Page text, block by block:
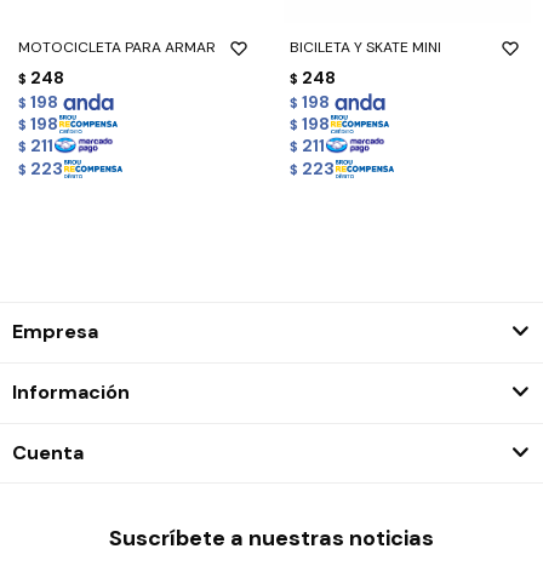
MOTOCICLETA PARA ARMAR
$ 248
$ 198
$ 198
$ 211
$ 223
BICILETA Y SKATE MINI
$ 248
$ 198
$ 198
$ 211
$ 223
Empresa
Información
Cuenta
Suscríbete a nuestras noticias